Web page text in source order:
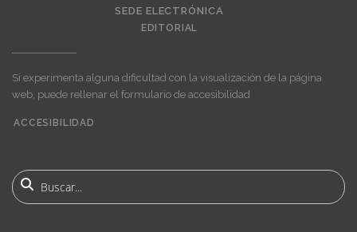
SEDE ELECTRÓNICA
EDITORIAL
Si experimenta alguna dificultad con la visualización de la página
web, puede rellenar el formulario de accesibilidad
menu
ACCESIBILIDAD
Buscar